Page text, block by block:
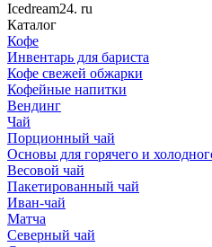
Icedream24. ru
Каталог
Кофе
Инвентарь для бариста
Кофе свежей обжарки
Кофейные напитки
Вендинг
Чай
Порционный чай
Основы для горячего и
Весовой чай
Пакетированный чай
Иван-чай
Матча
Северный чай